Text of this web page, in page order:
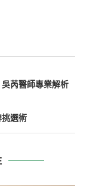
芮醫師專業解析
選術